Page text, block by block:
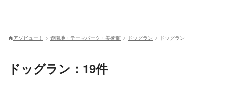
アソビュー！ 遊園地・テーマパーク・美術館 ドッグラン ドッグラン
ドッグラン：19件